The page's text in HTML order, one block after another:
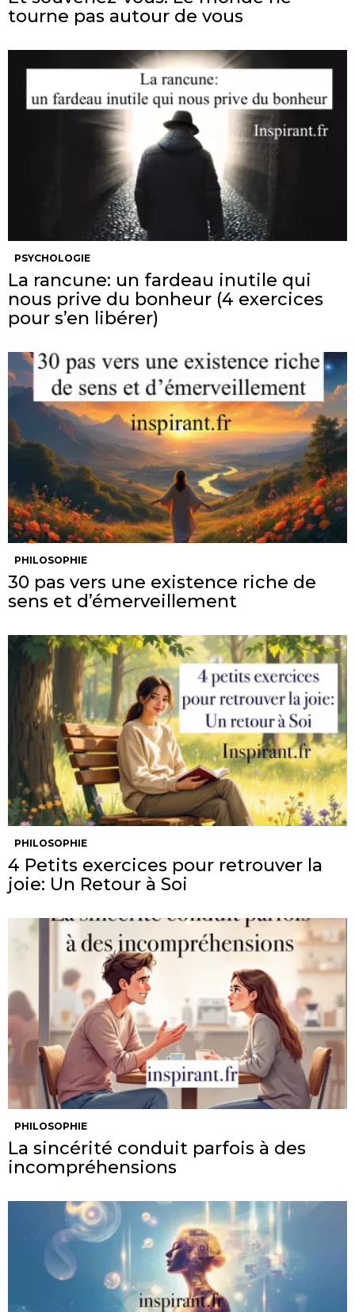
tourne pas autour de vous
PSYCHOLOGIE
La rancune: un fardeau inutile qui
nous prive du bonheur (4 exercices
pour s’en libérer)
PHILOSOPHIE
30 pas vers une existence riche de
sens et d’émerveillement
PHILOSOPHIE
4 Petits exercices pour retrouver la
joie: Un Retour à Soi
PHILOSOPHIE
La sincérité conduit parfois à des
incompréhensions